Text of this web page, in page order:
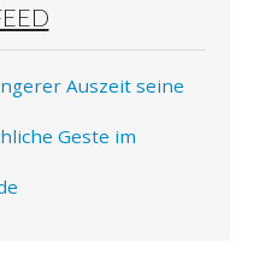
Auszeit seine
Geste im